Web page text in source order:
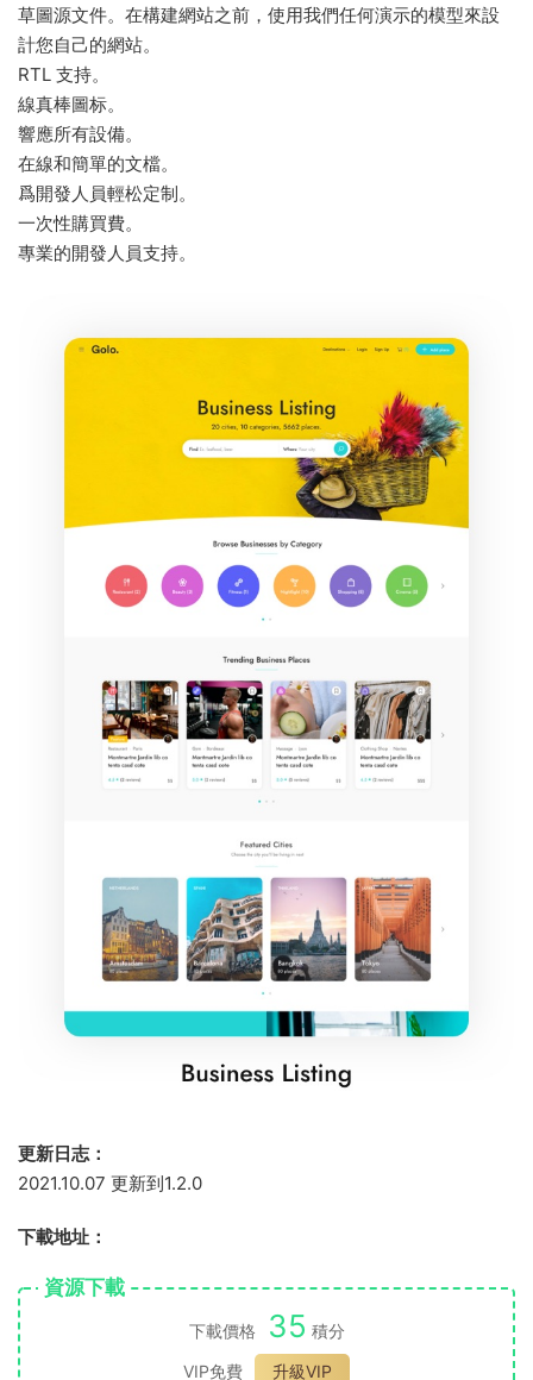
草圖源文件。在構建網站之前，使用我們任何演示的模型來設
計您自己的網站。
RTL 支持。
線真棒圖标。
響應所有設備。
在線和簡單的文檔。
爲開發人員輕松定制。
一次性購買費。
專業的開發人員支持。
更新日志：
2021.10.07 更新到1.2.0
下載地址：
資源下載
下載價格 35 積分
VIP免費
升級VIP